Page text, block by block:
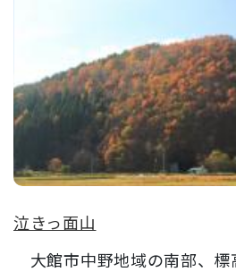
泣きっ面山
大館市中野地域の南部、標